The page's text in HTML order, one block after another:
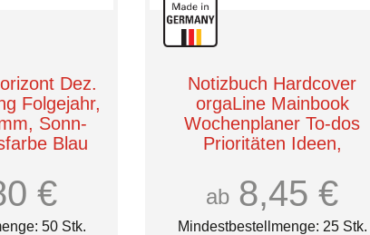
Dez.
Folgejahr,
Sonn-
Blau
€
50 Stk.
Notizbuch Hardcover
orgaLine Mainbook
Wochenplaner To-dos
Prioritäten Ideen,
ab 8,45 €
Mindestbestellmenge: 25 Stk.